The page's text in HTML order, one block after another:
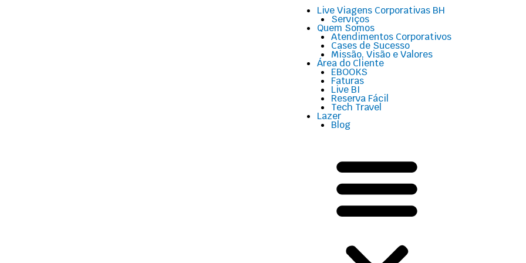
Live Viagens Corporativas BH
Serviços
Quem Somos
Atendimentos Corporativos
Cases de Sucesso
Missão, Visão e Valores
Área do Cliente
EBOOKS
Faturas
Live BI
Reserva Fácil
Tech Travel
Lazer
Blog